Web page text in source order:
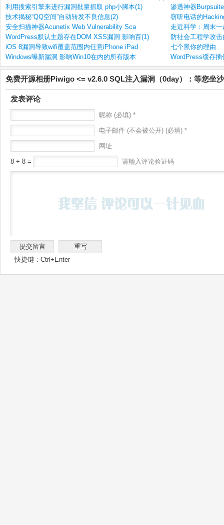
利用搜索引擎来进行漏洞批量抓取 php小脚本(1)
渗透神器
技术揭秘“QQ空间”自动转发不良信息(2)
窃听电话的
安全扫描神器Acunetix Web Vulnerability Sca
走近科学：周末
WordPress默认主题存在DOM XSS漏洞 影响百(1)
防社会工程学攻
iOS 8漏洞导致wifi覆盖范围内任意iPhone iPad
七个黑你的理由
Windows曝新漏洞 影响Win10在内的所有版本
WordPress缓存
免费开源相册Piwigo <= v2.6.0 SQL注入漏洞（0day）：等您坐
发表评论
昵称 (必填) *
电子邮件 (不会被公开) (必填) *
网址
8 + 8 = 请输入评论验证码
快捷键：Ctrl+Enter